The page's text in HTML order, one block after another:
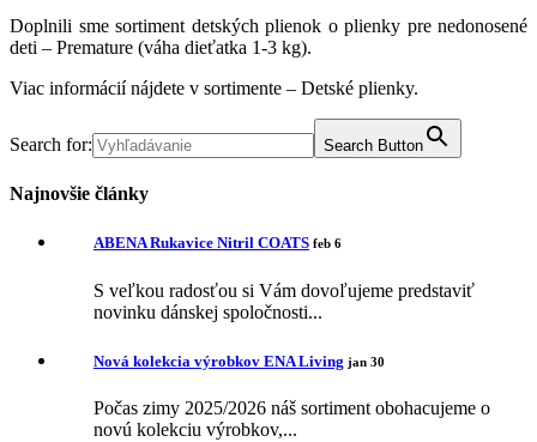
Doplnili sme sortiment detských plienok o plienky pre nedonosené
deti – Premature (váha dieťatka 1-3 kg).
Viac informácií nájdete v sortimente – Detské plienky.
Search for: Search Button
Najnovšie články
ABENA Rukavice Nitril COATS feb 6
S veľkou radosťou si Vám dovoľujeme predstaviť
novinku dánskej spoločnosti...
Nová kolekcia výrobkov ENA Living jan 30
Počas zimy 2025/2026 náš sortiment obohacujeme o
novú kolekciu výrobkov,...